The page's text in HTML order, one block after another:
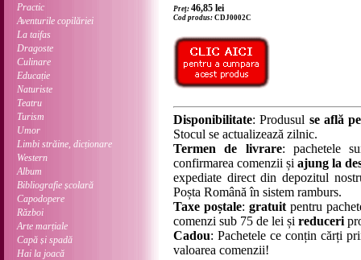
Practic
Aventurile copilăriei
La taifas
Dragoste
Culinare
Educație
Naturiste
Teatru
Turism
Umor
Limbi străine, dicționare
Western
Album
Bibliografie școlară
Capodopere
Război
Arte marțiale
Capă și spadă
Hai la joacă
Preț: 46,85 lei
Cod produs: CDJ0002C
Disponibilitate: Produsul se află
Stocul se actualizează zilnic.
Termen de livrare: pachetele
confirmarea comenzii șiajung la
expediate direct din depozitul
Poșta Română în sistem ramburs.
Taxe poștale: gratuitpentru
comenzi sub 75 de lei și reduceri
Cadou: Pachetele ce conțin cărți
valoarea comenzii!